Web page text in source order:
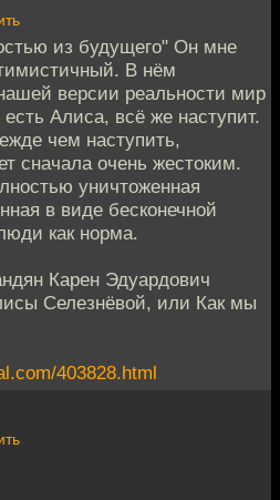
из будущего" Он мне
В нём
версии реальности мир
есть Алиса, всё же наступит.
чем наступить,
сначала очень жестоким.
уничтоженная
в виде бесконечной
как норма.
Карен Эдуардович
Селезнёвой, или Как мы
403828.html